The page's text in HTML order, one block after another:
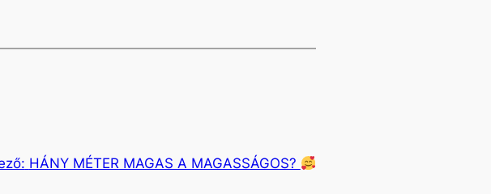
HÁNY MÉTER MAGAS A MAGASSÁGOS?